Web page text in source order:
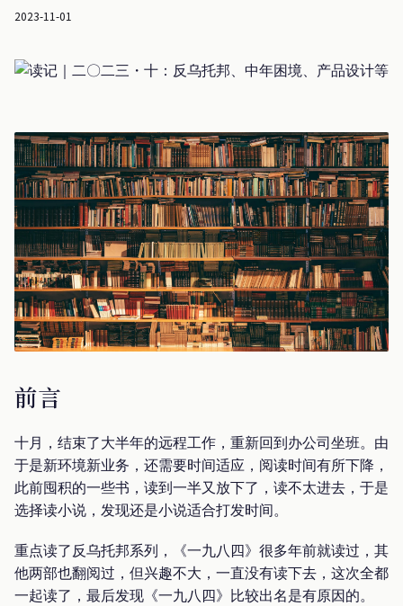
2023-11-01
前言
十月，结束了大半年的远程工作，重新回到办公司坐班。由
于是新环境新业务，还需要时间适应，阅读时间有所下降，
此前囤积的一些书，读到一半又放下了，读不太进去，于是
选择读小说，发现还是小说适合打发时间。
重点读了反乌托邦系列，《一九八四》很多年前就读过，其
他两部也翻阅过，但兴趣不大，一直没有读下去，这次全都
一起读了，最后发现《一九八四》比较出名是有原因的。